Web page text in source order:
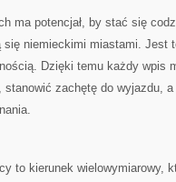
ma potencjał, by stać się
niemieckimi miastami. Jest
Dzięki temu każdy wpis
stanowić zachętę do wyjazdu,
to kierunek wielowymiarowy,